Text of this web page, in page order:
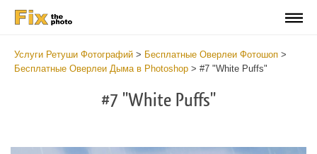
Услуги Ретуши Фотографий > Бесплатные Оверлеи Фотошоп >
Бесплатные Оверлеи Дыма в Photoshop > #7 "White Puffs"
#7 "White Puffs"